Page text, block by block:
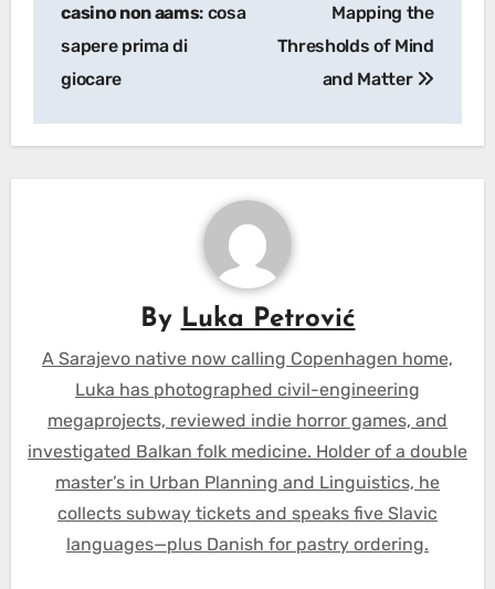
casino non aams: cosa
sapere prima di
giocare
Mapping the
Thresholds of Mind
and Matter
By Luka Petrović
A Sarajevo native now calling Copenhagen home,
Luka has photographed civil-engineering
megaprojects, reviewed indie horror games, and
investigated Balkan folk medicine. Holder of a double
master’s in Urban Planning and Linguistics, he
collects subway tickets and speaks five Slavic
languages—plus Danish for pastry ordering.